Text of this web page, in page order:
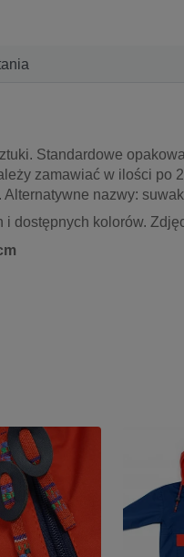
Standardowe
zamawiać w ilości po
nazwy:
i dostępnych kolorów.